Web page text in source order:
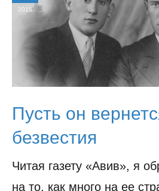
2015
Пусть он
безвестия
Читая газету «Авив», я
на то, как много на ее